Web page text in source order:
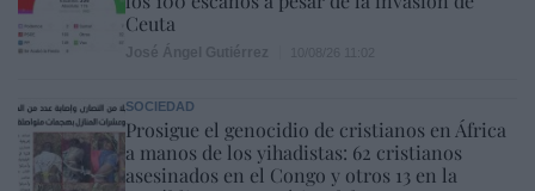
Ceuta
SOCIEDAD
Prosigue el genocidio de cristianos en África
a manos de los yihadistas: 62 cristianos
asesinados en el Congo y otros 13 en la